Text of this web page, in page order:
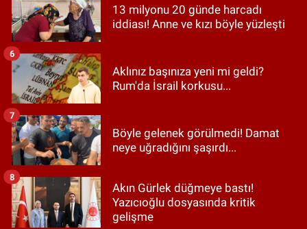
13 milyonu 20 günde harcadı
iddiası! Anne ve kızı böyle yüzleşti
Aklınız başınıza yeni mi geldi?
Rum'da İsrail korkusu...
6
Böyle gelenek görülmedi! Damat
neye uğradığını şaşırdı...
7
Akın Gürlek düğmeye bastı!
Yazıcıoğlu dosyasında kritik
gelişme
8